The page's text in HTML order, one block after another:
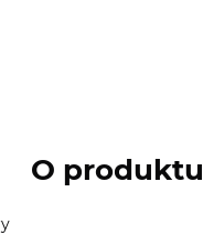
O produktu